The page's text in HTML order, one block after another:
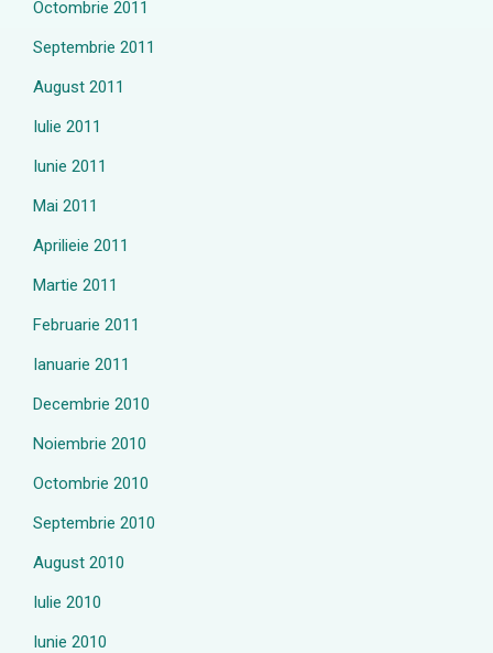
Octombrie 2011
Septembrie 2011
August 2011
Iulie 2011
Iunie 2011
Mai 2011
Aprilieie 2011
Martie 2011
Februarie 2011
Ianuarie 2011
Decembrie 2010
Noiembrie 2010
Octombrie 2010
Septembrie 2010
August 2010
Iulie 2010
Iunie 2010